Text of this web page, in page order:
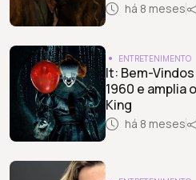
há 8 meses
ENTRETENIMENTO
It: Bem-
1960 e amplia
King
há 8 meses